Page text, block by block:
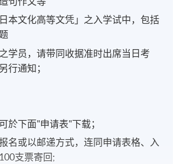
本文化高等文凭」之入学试中，包括
学员，请带同收据准时出席当日考
行通知；
於下面"申请表"下载；
名或以邮递方式，连同申请表格、入
支票寄回;